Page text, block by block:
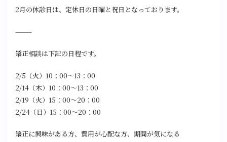
2月の休診日は、定休日の日曜と祝日となっております。
———
矯正相談は下記の日程です。
2/5（火）10：00〜13：00
2/14（木）10：00〜13：00
2/19（火）15：00〜20：00
2/24（日）15：00〜20：00
矯正に興味がある方、費用が心配な方、期間が気になる